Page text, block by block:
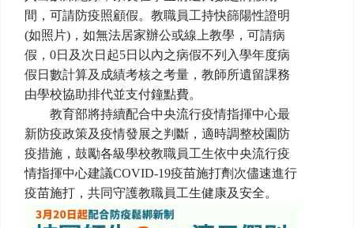
間，可請防疫照顧假。教職員工持快篩陽性證明
(如照片)，如無法居家辦公或線上教學，可請病
假，0日及次日起5日以內之病假不列入學年度病
假日數計算及成績考核之考量，教師所遺留課務
由學校協助排代並支付鐘點費。
教育部將持續配合中央流行疫情指揮中心最
新防疫政策及疫情發展之判斷，適時調整校園防
疫措施，鼓勵各級學校教職員工生依中央流行疫
情指揮中心建議COVID-19疫苗施打劑次儘速進行
疫苗施打，共同守護教職員工生健康及安全。